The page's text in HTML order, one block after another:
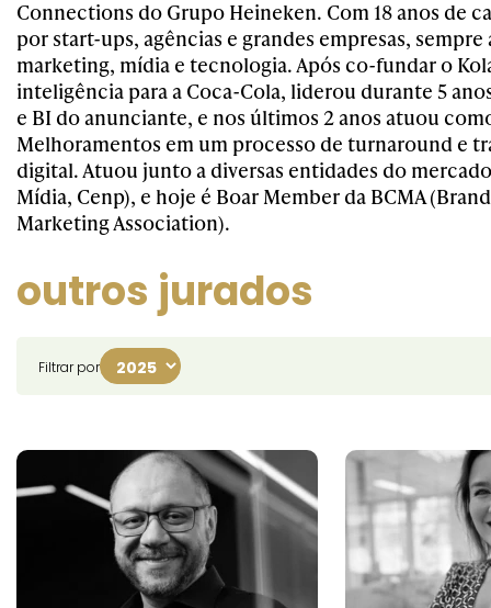
Connections do Grupo Heineken. Com 18 anos de
por start-ups, agências e grandes empresas,
marketing, mídia e tecnologia. Após co-fundar o
inteligência para a Coca-Cola, liderou durante 5
e BI do anunciante, e nos últimos 2 anos atuou
Melhoramentos em um processo de turnaround e
digital. Atuou junto a diversas entidades do
Mídia, Cenp), e hoje é Boar Member da BCMA
Marketing Association).
outros jurados
Filtrar por